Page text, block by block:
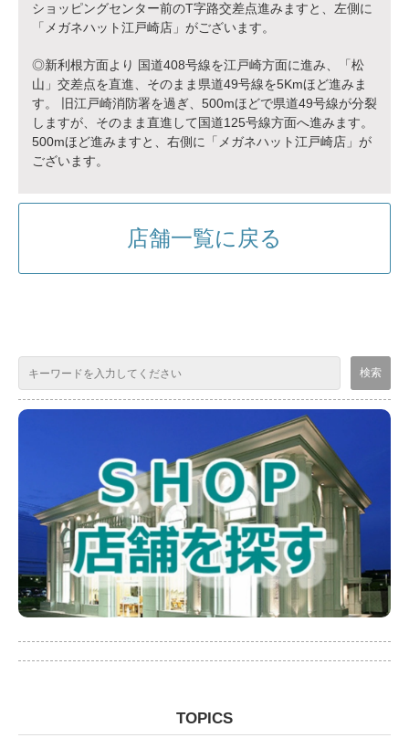
ショッピングセンター前のT字路交差点進みますと、左側に
「メガネハット江戸崎店」がございます。
◎新利根方面より 国道408号線を江戸崎方面に進み、「松
山」交差点を直進、そのまま県道49号線を5Kmほど進みま
す。 旧江戸崎消防署を過ぎ、500mほどで県道49号線が分裂
しますが、そのまま直進して国道125号線方面へ進みます。
500mほど進みますと、右側に「メガネハット江戸崎店」が
ございます。
店舗一覧に戻る
TOPICS